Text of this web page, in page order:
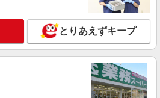
とりあえずキープ